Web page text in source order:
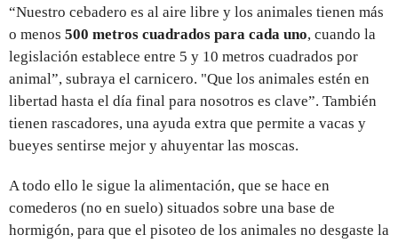
“Nuestro cebadero es al aire libre y los animales tienen más
o menos 500 metros cuadrados para cada uno, cuando la
legislación establece entre 5 y 10 metros cuadrados por
animal”, subraya el carnicero. "Que los animales estén en
libertad hasta el día final para nosotros es clave”. También
tienen rascadores, una ayuda extra que permite a vacas y
bueyes sentirse mejor y ahuyentar las moscas.
A todo ello le sigue la alimentación, que se hace en
comederos (no en suelo) situados sobre una base de
hormigón, para que el pisoteo de los animales no desgaste la